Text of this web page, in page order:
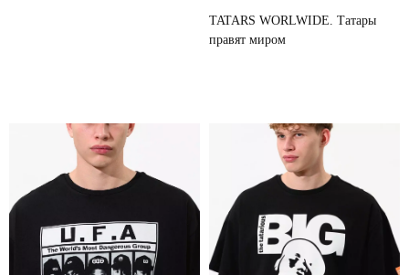
TATARS WORLWIDE. Татары
правят миром